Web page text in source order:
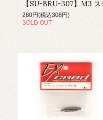
280円(税込308円)
SOLD OUT